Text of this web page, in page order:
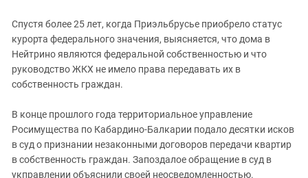
Спустя более 25 лет, когда Приэльбрусье приобрело статус
курорта федерального значения, выясняется, что дома в
Нейтрино являются федеральной собственностью и что
руководство ЖКХ не имело права передавать их в
собственность граждан.
В конце прошлого года территориальное управление
Росимущества по Кабардино-Балкарии подало десятки исков
в суд о признании незаконными договоров передачи квартир
в собственность граждан. Запоздалое обращение в суд в
укправлении объяснили своей неосведомленностью.